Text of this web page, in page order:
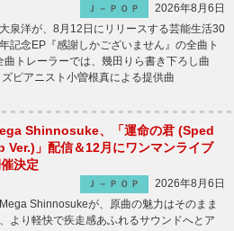
Ｊ－ＰＯＰ
2026年8月6日
泉洋が、8月12日にリリースする芸能生活30
記念EP『感謝しかございません』の全曲ト
トレーラーでは、幾田りら書き下ろし曲
ピアニスト小曽根真による提供曲
Shinnosuke、「運命の君 (Sped
Ver.)」配信＆12月にワンマンライブ
決定
Ｊ－ＰＯＰ
2026年8月6日
Shinnosukeが、原曲の魅力はそのまま
より軽快で疾走感あふれるサウンドへとア